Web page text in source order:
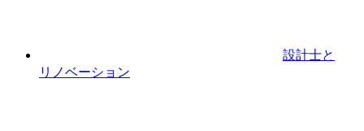
設計士と
リノベーション